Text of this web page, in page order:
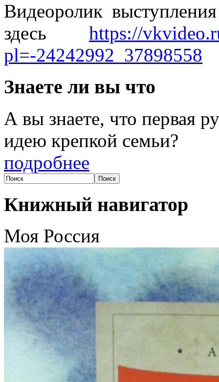
Видеоролик
здесь https://
pl=-24242992_37898558
Знаете ли вы что
А вы знаете, что первая
идею крепкой семьи?
подробнее
Книжный навигатор
Моя Россия